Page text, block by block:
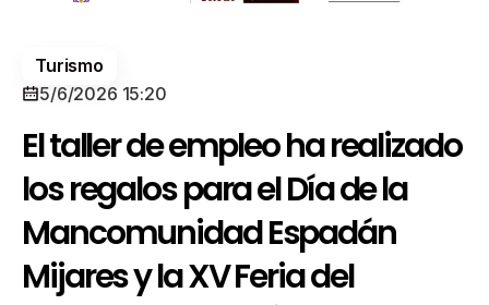
Turismo
5/6/2026 15:20
El taller de empleo ha realizado
los regalos para el Día de la
Mancomunidad Espadán
Mijares y la XV Feria del